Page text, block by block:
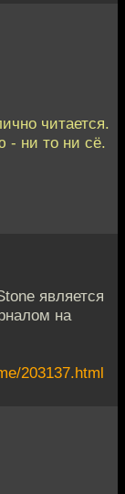
читается.
- ни то ни сё.
является
на
203137.html